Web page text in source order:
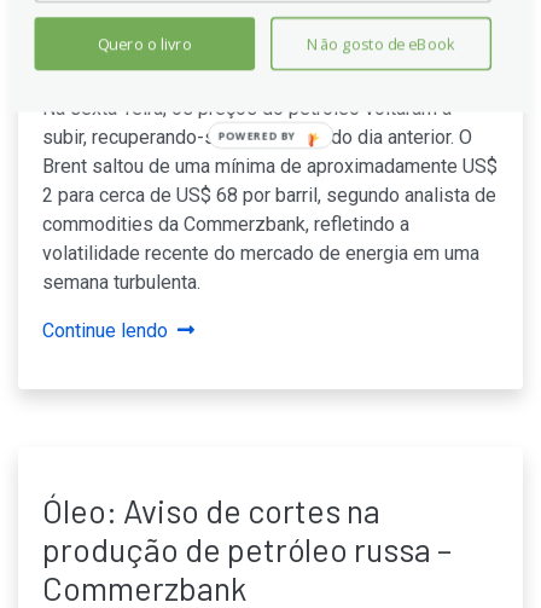
faz preços do petróleo subirem
– Commerzbank
Na sexta-feira, os preços do petróleo voltaram a
subir, recuperando-se das perdas do dia anterior. O
Brent saltou de uma mínima de aproximadamente US$
2 para cerca de US$ 68 por barril, segundo analista de
commodities da Commerzbank, refletindo a
volatilidade recente do mercado de energia em uma
semana turbulenta.
Continue lendo
Óleo: Aviso de cortes na
produção de petróleo russa –
Commerzbank
Quero o livro Não gosto de eBook
POWERED BY